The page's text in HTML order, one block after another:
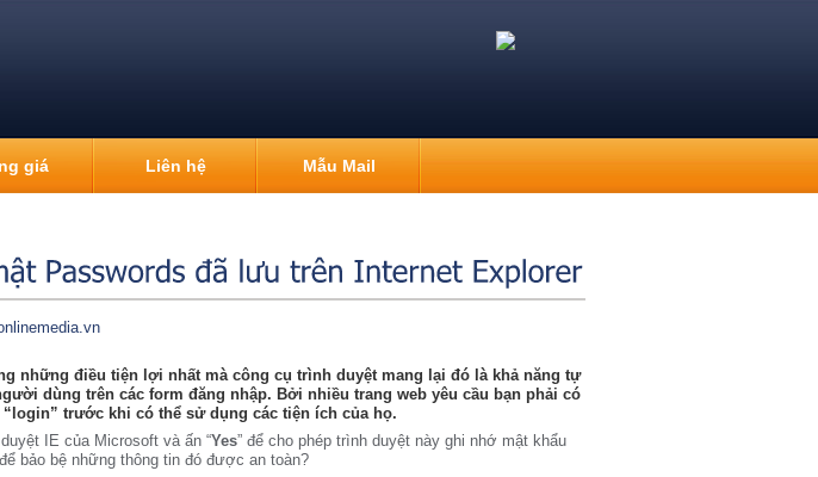
giá Liên hệ Mẫu Mail
những điều tiện lợi nhất mà công cụ trình duyệt mang lại đó là khả năng tự
dùng trên các form đăng nhập. Bởi nhiều trang web yêu cầu bạn phải có
trước khi có thể sử dụng các tiện ích của họ.
IE của Microsoft và ấn “Yes” để cho phép trình duyệt này ghi nhớ mật khẩu
bảo bệ những thông tin đó được an toàn?